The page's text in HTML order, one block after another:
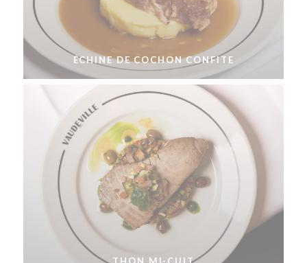
ÉCHINE DE COCHON CONFITE
THON MI-CUIT